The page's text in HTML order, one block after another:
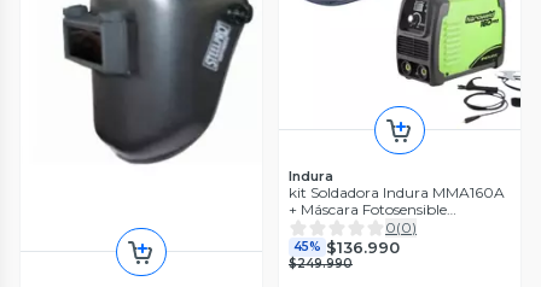
Indura
kit Soldadora Indura MMA160A
+ Máscara Fotosensible
RBLYE95H
0(0)
45% $136.990
$249.990